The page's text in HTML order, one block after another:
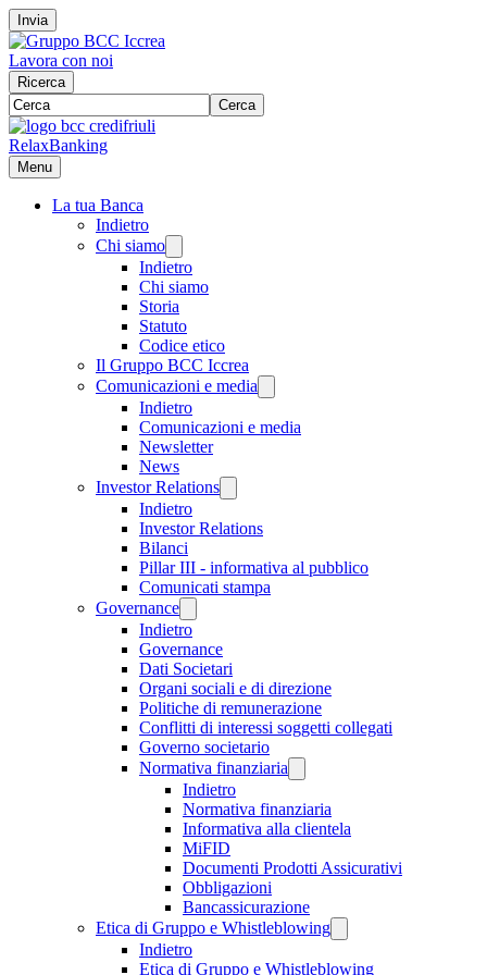
Invia
Lavora con noi
Ricerca
Cerca
RelaxBanking
Menu
La tua Banca
Indietro
Chi siamo
Indietro
Chi siamo
Storia
Statuto
Codice etico
Il Gruppo BCC Iccrea
Comunicazioni e media
Indietro
Comunicazioni e media
Newsletter
News
Investor Relations
Indietro
Investor Relations
Bilanci
Pillar III - informativa al pubblico
Comunicati stampa
Governance
Indietro
Governance
Dati Societari
Organi sociali e di direzione
Politiche di remunerazione
Conflitti di interessi soggetti collegati
Governo societario
Normativa finanziaria
Indietro
Normativa finanziaria
Informativa alla clientela
MiFID
Documenti Prodotti Assicurativi
Obbligazioni
Bancassicurazione
Etica di Gruppo e Whistleblowing
Indietro
Etica di Gruppo e Whistleblowing